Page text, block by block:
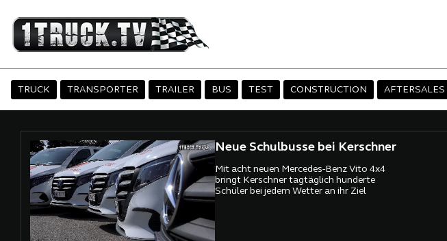
TRUCK TRANSPORTER TRAILER BUS TEST CONSTRUCTION AFTERSALES
Neue Schulbusse bei Kerschner
Mit acht neuen Mercedes-Benz Vito 4x4
bringt Kerschner tagtäglich hunderte
Schüler bei jedem Wetter an ihr Ziel